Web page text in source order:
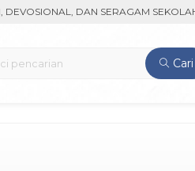
DAN SERAGAM SEKOLAH
Cari